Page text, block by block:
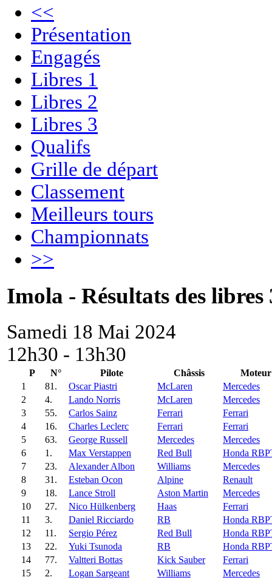
<<
Présentation
Engagés
Libres 1
Libres 2
Libres 3
Qualifs
Grille de départ
Classement
Meilleurs tours
Championnats
>>
Imola - Résultats des libres
Samedi 18 Mai 2024
12h30 - 13h30
P N° Pilote Châssis
Moteur
1
81. Oscar Piastri McLaren
Mercedes
2
4. Lando Norris McLaren
Mercedes
3
55. Carlos Sainz Ferrari
Ferrari
4
16. Charles Leclerc Ferrari
Ferrari
5
63. George Russell Mercedes
Mercedes
6
1. Max Verstappen Red Bull
Honda
7
23. Alexander Albon Williams
Mercedes
8
31. Esteban Ocon Alpine
Renault
9
18. Lance Stroll Aston Martin
Mercedes
10
27. Nico Hülkenberg Haas
Ferrari
11
3. Daniel Ricciardo RB
Honda
12
11. Sergio Pérez Red Bull
Honda
13
22. Yuki Tsunoda RB
Honda
14
77. Valtteri Bottas Kick Sauber
Ferrari
15
2. Logan Sargeant Williams
Mercedes